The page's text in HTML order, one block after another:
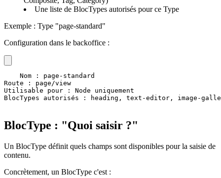
Une liste de BlocTypes autorisés pour ce Type
Exemple : Type "page-standard"
Configuration dans le backoffice :
Nom : page-standard
Route : page/view
Utilisable pour : Node uniquement
BlocTypes autorisés : heading, text-editor, image-
BlocType : "Quoi saisir ?"
Un BlocType définit quels champs sont disponibles pour la saisie de
contenu.
Concrètement, un BlocType c'est :